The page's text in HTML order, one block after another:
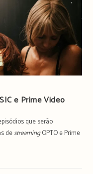
e Prime Video
que serão
destreamingOPTO e Prime